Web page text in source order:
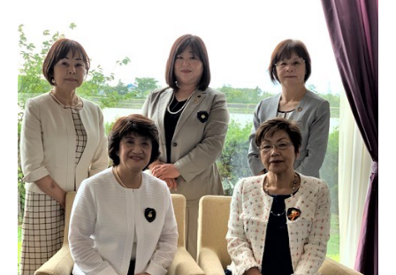
国際ソロプチミスト
アメリカ
SIA
日本北リジョン
JAPAN KITA